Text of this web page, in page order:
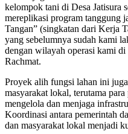
kelompok tani di Desa Jatisura
mereplikasi program tanggung
Tangan” (singkatan dari Kerja
yang sebelumnya sudah kami
dengan wilayah operasi kami
Rachmat.
Proyek alih fungsi lahan ini
masyarakat lokal, terutama
mengelola dan menjaga
Koordinasi antara pemerintah
dan masyarakat lokal menjadi